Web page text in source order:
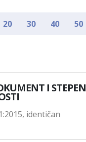
20 30 40 50
I STEPEN
identičan